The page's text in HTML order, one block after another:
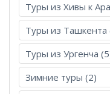
Туры из Хивы к
Туры из Ташкента
Туры из Ургенча
Зимние туры (2)